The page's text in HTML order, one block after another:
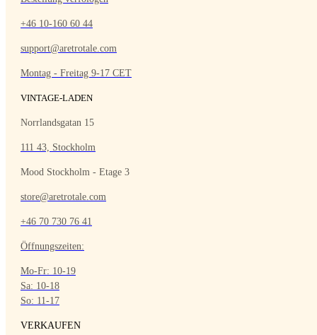
+46 10-160 60 44
support@aretrotale.com
Montag - Freitag 9-17 CET
VINTAGE-LADEN
Norrlandsgatan 15
111 43, Stockholm
Mood Stockholm - Etage 3
store@aretrotale.com
+46 70 730 76 41
Öffnungszeiten:
Mo-Fr: 10-19
Sa: 10-18
So: 11-17
VERKAUFEN